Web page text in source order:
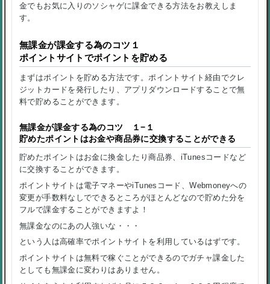
金でもお気に入りのソシャゲに課金できる方法をお教えしま
す。
無課金が課金する為のコツ１
ポイントサイトでポイントを貯める
まずはポイントを貯める方法です。ポイントサイト経由でクレ
ジットカードを発行したり、アプリダウンロードすることで無
料で貯めることができます。
無課金が課金する為のコツ １−１
貯めたポイントはお金や商品券に交換することができる
貯めたポイントはお金に換金したり商品券、iTunesコードなど
に交換することができます。
ポイントサイトは電子マネーやiTunesコード、Webmoneyへの
変更が手数料なしでできるところがほとんどなので貯めた分を
フルで課金することができますよ！
無課金なのにあの人強いな・・・
という人は高確率でポイントサイトを利用しているはずです。
ポイントサイトは無料で稼ぐことができるのでガチャ課金した
としても無課金に変わりはありません。